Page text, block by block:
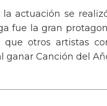
la actuación se
fue la gran
que otros artistas
ganar Canción del